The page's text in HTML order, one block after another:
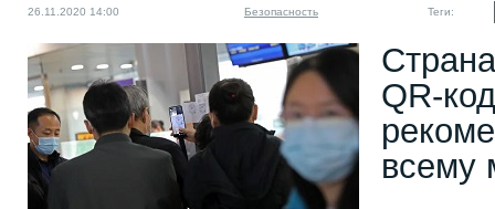
26.11.2020 14:00 Безопасность Теги:
QR-
всему